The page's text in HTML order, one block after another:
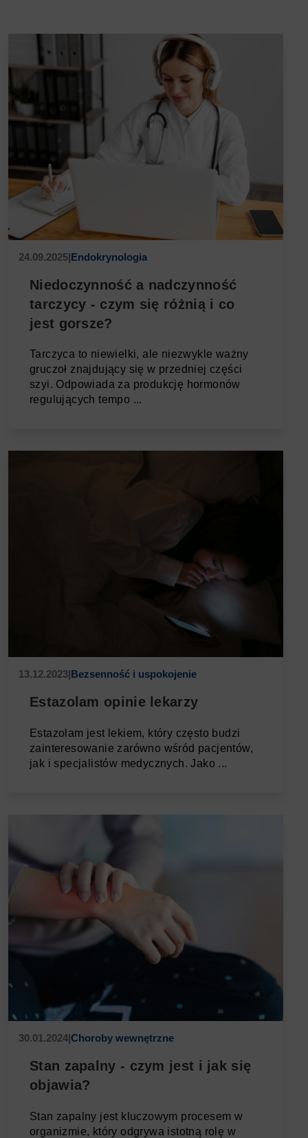
24.09.2025|Endokrynologia
Niedoczynność a nadczynność
tarczycy - czym się różnią i co
jest gorsze?
Tarczyca to niewielki, ale niezwykle ważny
gruczoł znajdujący się w przedniej części
szyi. Odpowiada za produkcję hormonów
regulujących tempo ...
13.12.2023|Bezsenność i uspokojenie
Estazolam opinie lekarzy
Estazolam jest lekiem, który często budzi
zainteresowanie zarówno wśród pacjentów,
jak i specjalistów medycznych. Jako ...
30.01.2024|Choroby wewnętrzne
Stan zapalny - czym jest i jak się
objawia?
Stan zapalny jest kluczowym procesem w
organizmie, który odgrywa istotną rolę w